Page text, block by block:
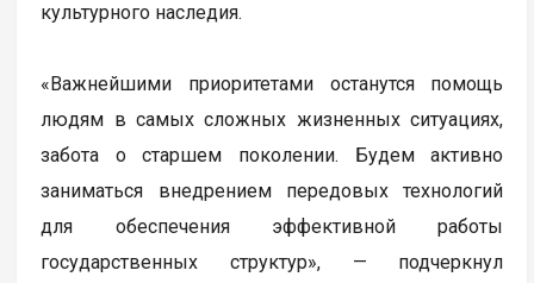
культурного наследия.
«Важнейшими приоритетами останутся помощь
людям в самых сложных жизненных ситуациях,
забота о старшем поколении. Будем активно
заниматься внедрением передовых технологий
для обеспечения эффективной работы
государственных структур», — подчеркнул